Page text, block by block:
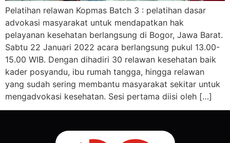
Pelatihan relawan Kopmas Batch 3 : pelatihan dasar
advokasi masyarakat untuk mendapatkan hak
pelayanan kesehatan berlangsung di Bogor, Jawa Barat.
Sabtu 22 Januari 2022 acara berlangsung pukul 13.00-
15.00 WIB. Dengan dihadiri 30 relawan kesehatan baik
kader posyandu, ibu rumah tangga, hingga relawan
yang sudah sering membantu masyarakat sekitar untuk
mengadvokasi kesehatan. Sesi pertama diisi oleh […]